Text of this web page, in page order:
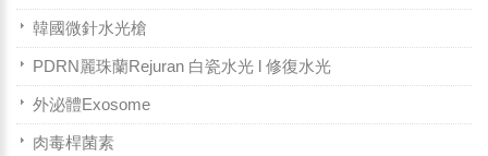
韓國微針水光槍
PDRN麗珠蘭Rejuran 白瓷水光 l 修復水光
外泌體Exosome
肉毒桿菌素